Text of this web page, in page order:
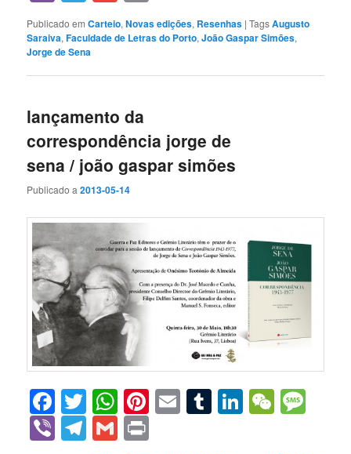
Publicado em Carteio,Novas edições, Resenhas |TagsAugusto
Saraiva,Faculdade de Letras do Porto,João Gaspar Simões,
Jorge de Sena
lançamento da
correspondência jorge de
sena / joão gaspar simões
Publicado a2013-05-14
Facebook
Twitter
WhatsApp
Pinterest
EmailTumblr
LinkedIn
ViberTelegram
Gmail